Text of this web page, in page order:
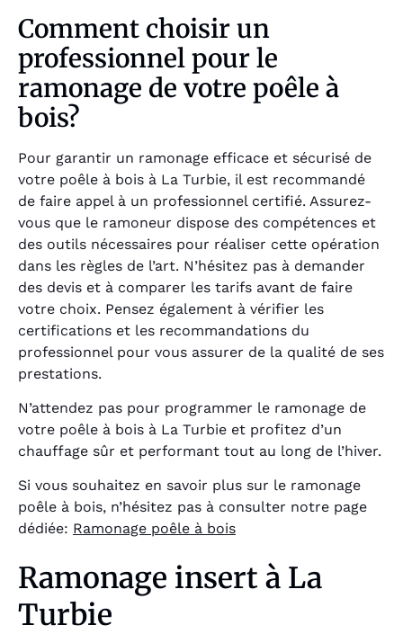
Comment choisir un
professionnel pour le
ramonage de votre poêle à
bois?
Pour garantir un ramonage efficace et sécurisé de
votre poêle à bois à La Turbie, il est recommandé
de faire appel à un professionnel certifié. Assurez-
vous que le ramoneur dispose des compétences et
des outils nécessaires pour réaliser cette opération
dans les règles de l’art. N’hésitez pas à demander
des devis et à comparer les tarifs avant de faire
votre choix. Pensez également à vérifier les
certifications et les recommandations du
professionnel pour vous assurer de la qualité de ses
prestations.
N’attendez pas pour programmer le ramonage de
votre poêle à bois à La Turbie et profitez d’un
chauffage sûr et performant tout au long de l’hiver.
Si vous souhaitez en savoir plus sur le ramonage
poêle à bois, n’hésitez pas à consulter notre page
dédiée: Ramonage poêle à bois
Ramonage insert à La
Turbie